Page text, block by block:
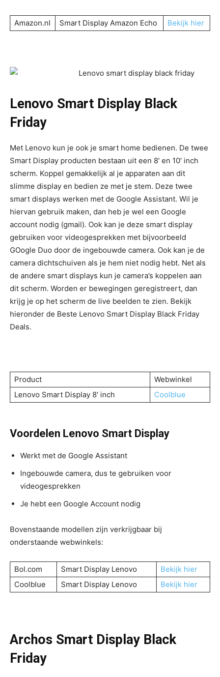
Amazon.nl Smart Display Amazon Echo Bekijk hier
Lenovo Smart Display Black
Friday
Met Lenovo kun je ook je smart home bedienen. De twee
Smart Display producten bestaan uit een 8′ en 10′ inch
scherm. Koppel gemakkelijk al je apparaten aan dit
slimme display en bedien ze met je stem. Deze twee
smart displays werken met de Google Assistant. Wil je
hiervan gebruik maken, dan heb je wel een Google
account nodig (gmail). Ook kan je deze smart display
gebruiken voor videogesprekken met bijvoorbeeld
GOogle Duo door de ingebouwde camera. Ook kan je de
camera dichtschuiven als je hem niet nodig hebt. Net als
de andere smart displays kun je camera’s koppelen aan
dit scherm. Worden er bewegingen geregistreert, dan
krijg je op het scherm de live beelden te zien. Bekijk
hieronder de Beste Lenovo Smart Display Black Friday
Deals.
Product
Webwinkel
Lenovo Smart Display 8′ inch
Coolblue
Voordelen Lenovo Smart Display
Werkt met de Google Assistant
Ingebouwde camera, dus te gebruiken voor
videogesprekken
Je hebt een Google Account nodig
Bovenstaande modellen zijn verkrijgbaar bij
onderstaande webwinkels:
Bol.com Smart Display Lenovo
Bekijk hier
Coolblue
Smart Display Lenovo Bekijk hier
Archos Smart Display Black
Friday